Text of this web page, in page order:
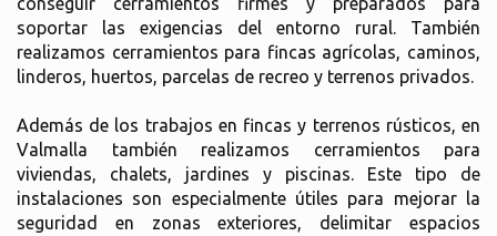
soportar las exigencias del entorno rural. También
realizamos cerramientos para fincas agrícolas, caminos,
linderos, huertos, parcelas de recreo y terrenos privados.
Además de los trabajos en fincas y terrenos rústicos, en
Valmalla también realizamos cerramientos para
viviendas, chalets, jardines y piscinas. Este tipo de
instalaciones son especialmente útiles para mejorar la
seguridad en zonas exteriores, delimitar espacios